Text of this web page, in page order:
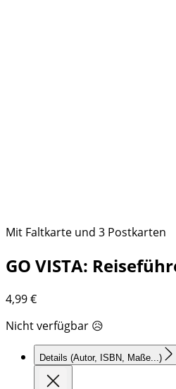
Mit Faltkarte und 3 Postkarten
GO VISTA:
4,99€
Nicht verfügbar 😥
Details (Autor, ISBN, Maße...)